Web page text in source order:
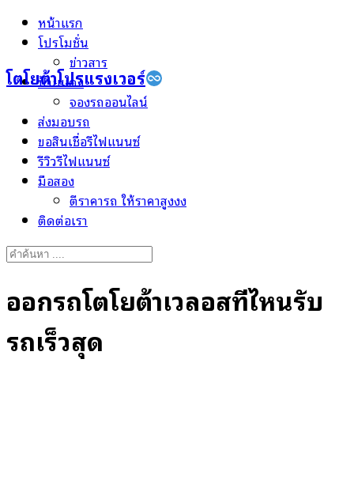
Skip
โตโยต้าโปรแรงเวอร์
หน้าแรก
โปรโมชั่น
ข่าวสาร
ป้ายแดง
จองรถออนไลน์
ส่งมอบรถ
ขอสินเชื่อรีไฟแนนซ์
รีวิวรีไฟแนนซ์
มือสอง
ตีราคารถ ให้ราคาสูงงง
ติดต่อเรา
Search
ออกรถโตโยต้าเวลอสที่ไหนรับ
รถเร็วสุด